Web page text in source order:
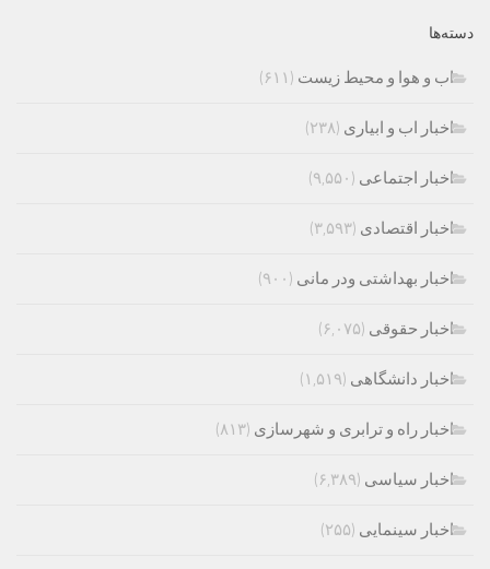
دسته‌ها
اب و هوا و محیط زیست (۶۱۱)
اخبار اب و ابیاری (۲۳۸)
اخبار اجتماعی (۹,۵۵۰)
اخبار اقتصادی (۳,۵۹۳)
اخبار بهداشتی ودر مانی (۹۰۰)
اخبار حقوقی (۶,۰۷۵)
اخبار دانشگاهی (۱,۵۱۹)
اخبار راه و ترابری و شهرسازی (۸۱۳)
اخبار سیاسی (۶,۳۸۹)
اخبار سینمایی (۲۵۵)